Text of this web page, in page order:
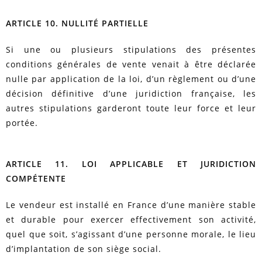
ARTICLE 10. NULLITÉ PARTIELLE
Si une ou plusieurs stipulations des présentes
conditions générales de vente venait à être déclarée
nulle par application de la loi, d’un règlement ou d’une
décision définitive d’une juridiction française, les
autres stipulations garderont toute leur force et leur
portée.
ARTICLE 11. LOI APPLICABLE ET JURIDICTION
COMPÉTENTE
Le vendeur est installé en France d’une manière stable
et durable pour exercer effectivement son activité,
quel que soit, s’agissant d’une personne morale, le lieu
d’implantation de son siège social.